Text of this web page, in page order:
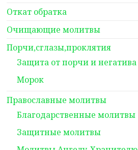
Откат обратка
Очищающие молитвы
Порчи,сглазы,проклятия
Защита от порчи и негатива
Морок
Православные молитвы
Благодарственные молитвы
Защитные молитвы